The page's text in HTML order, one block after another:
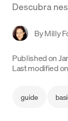
Learn
Support
Language
Descubra
ByMilly
Published on
Last modified on
guide